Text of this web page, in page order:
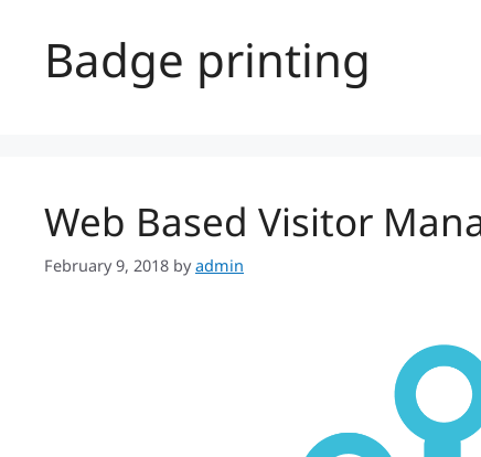
Badge printing
Web Based Visitor
February 9, 2018byadmin